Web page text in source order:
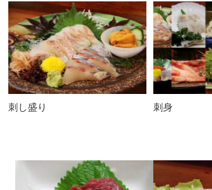
刺し盛り 刺身